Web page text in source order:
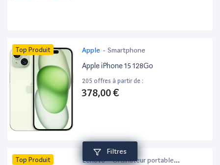
Filtres
Top Produit Apple - Smartphone
Apple iPhone 15 128Go
205 offres à partir de :
378,00 €
Top Produit Lenovo- Ordinateur portable